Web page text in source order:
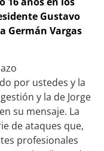
Gustavo
Germán Vargas
por ustedes y la
y la de Jorge
su mensaje. La
de ataques que,
profesionales